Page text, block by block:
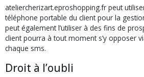
ateliercherizart.eproshopping.fr peut
téléphone portable du client pour la
peut également l’utiliser à des fins de
client pourra à tout moment s’y opposer
chaque sms.
Droit à l’oubli